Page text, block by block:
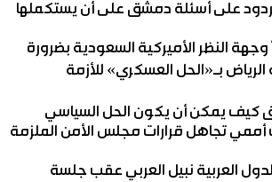
على أسئلة دمشق على أن يستكملها
النظر الأميركية السعودية بضرورة
بـ«الحل العسكري» للأزمة
كيف يمكن أن يكون الحل السياسي
تجاهل قرارات مجلس الأمن الملزمة
العربية نبيل العربي عقب جلسة